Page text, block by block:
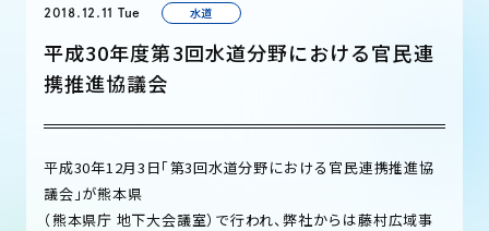
2018.12.11 Tue 水道
平成30年度第3回水道分野における官民連
携推進協議会
平成30年12月3日「第3回水道分野における官民連携推進協
議会」が熊本県
（熊本県庁 地下大会議室）で行われ、弊社からは藤村広域事